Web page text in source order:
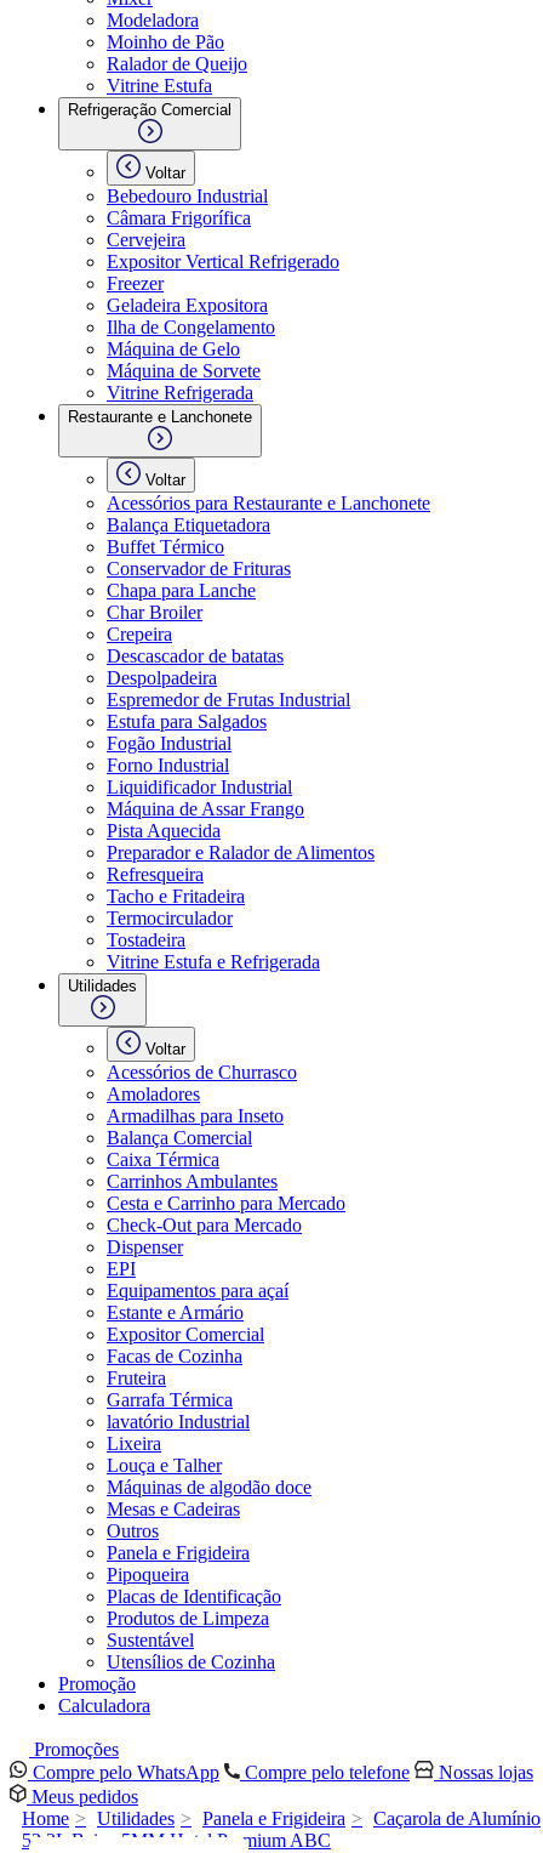
Modeladora
Moinho de Pão
Ralador de Queijo
Vitrine Estufa
Refrigeração Comercial
Voltar
Bebedouro Industrial
Câmara Frigorífica
Cervejeira
Expositor Vertical Refrigerado
Freezer
Geladeira Expositora
Ilha de Congelamento
Máquina de Gelo
Máquina de Sorvete
Vitrine Refrigerada
Restaurante e Lanchonete
Voltar
Acessórios para Restaurante e Lanchonete
Balança Etiquetadora
Buffet Térmico
Conservador de Frituras
Chapa para Lanche
Char Broiler
Crepeira
Descascador de batatas
Despolpadeira
Espremedor de Frutas Industrial
Estufa para Salgados
Fogão Industrial
Forno Industrial
Liquidificador Industrial
Máquina de Assar Frango
Pista Aquecida
Preparador e Ralador de Alimentos
Refresqueira
Tacho e Fritadeira
Termocirculador
Tostadeira
Vitrine Estufa e Refrigerada
Utilidades
Voltar
Acessórios de Churrasco
Amoladores
Armadilhas para Inseto
Balança Comercial
Caixa Térmica
Carrinhos Ambulantes
Cesta e Carrinho para Mercado
Check-Out para Mercado
Dispenser
EPI
Equipamentos para açaí
Estante e Armário
Expositor Comercial
Facas de Cozinha
Fruteira
Garrafa Térmica
lavatório Industrial
Lixeira
Louça e Talher
Máquinas de algodão doce
Mesas e Cadeiras
Outros
Panela e Frigideira
Pipoqueira
Placas de Identificação
Produtos de Limpeza
Sustentável
Utensílios de Cozinha
Promoção
Calculadora
Promoções
Compre pelo WhatsApp
Compre pelo telefone
Nossas lojas
Meus pedidos
Home Utilidades Panela e Frigideira
Caçarola de Alumínio
52,2L Baixa 5MM Hotel Premium ABC